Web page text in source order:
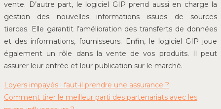
vente. D’autre part, le logiciel GIP prend aussi en charge la
gestion des nouvelles informations issues de sources
tierces. Elle garantit l’amélioration des transferts de données
et des informations, fournisseurs. Enfin, le logiciel GIP joue
également un rôle dans la vente de vos produits. Il peut
assurer leur entrée et leur publication sur le marché.
Loyers impayés : faut-il prendre une assurance ?
Comment tirer le meilleur parti des partenariats avec les